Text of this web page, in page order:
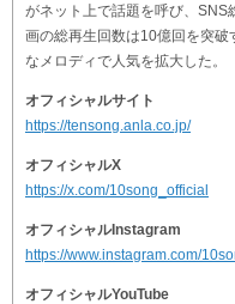
がネット上で話題を呼び、
画の総再生回数は10億回を突
なメロディで人気を拡大した。
オフィシャルサイト
https://tensong.anla.co.jp/
オフィシャルX
https://x.com/10song_official
オフィシャルInstagram
https://www.instagram.com/
オフィシャルYouTube